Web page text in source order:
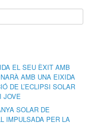
EL SEU ÈXIT AMB
AMB UNA EIXIDA
DE L’ECLIPSI SOLAR
JOVE
SOLAR DE
IMPULSADA PER LA